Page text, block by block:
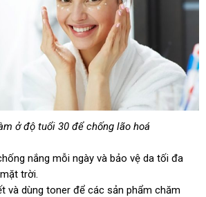
ở độ tuổi 30 để chống lão hoá
nắng mỗi ngày và bảo vệ da tối đa
trời.
và dùng toner để các sản phẩm chăm